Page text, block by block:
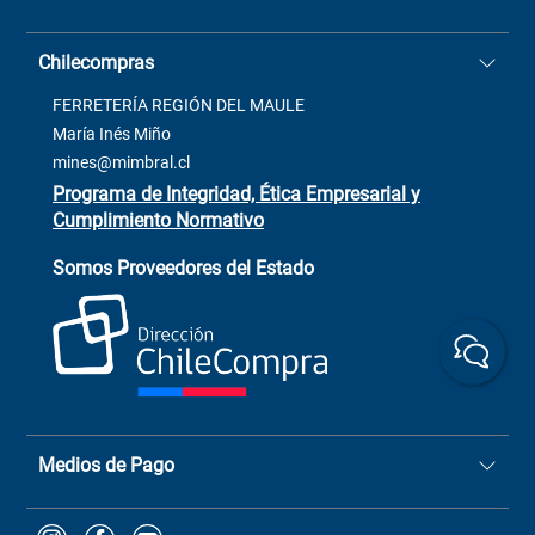
Términos y condiciones
Contacto
Venta Terreno
Trabaja con Nosotros
+(73) 256
ChileCompras
+56 9 9888 9549
Casa Matriz: Avenida Chorrillos
2137 San Javier, Fono (73)
Chilecompras
FERRETERÍA REGIÓN DEL MAULE
María Inés Miño
mines@mimbral.cl
Programa de Integridad, Ética Empresarial y
Cumplimiento Normativo
Somos Proveedores del Estado
Medios de Pago